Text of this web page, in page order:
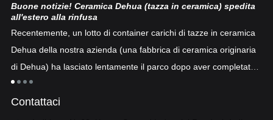
Buone notizie! Ceramica Dehua (tazza in ceramica) spedita
all'estero alla rinfusa
Recentemente, un lotto di container carichi di tazze in ceramica
Dehua della nostra azienda (una fabbrica di ceramica originaria
di Dehua) ha lasciato lentamente il parco dopo aver completato
lo sdoganamento...
Contattaci